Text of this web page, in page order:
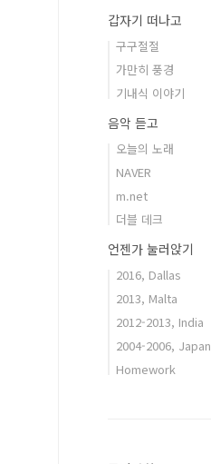
갑자기 떠나고
구구절절
가만히 풍경
기내식 이야기
음악 듣고
오늘의 노래
NAVER
m.net
더블 데크
언젠가 눌러앉기
2016, Dallas
2013, Malta
2012-2013, India
2004-2006, Japan
Homework